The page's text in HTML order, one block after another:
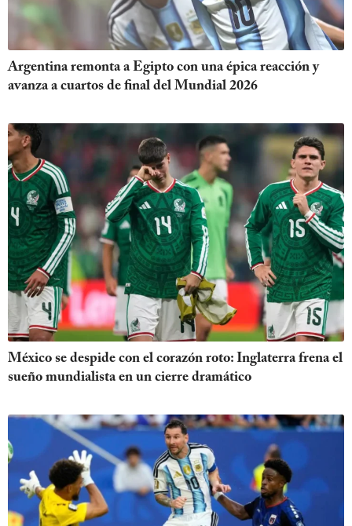
Argentina remonta a Egipto con una épica reacción y
avanza a cuartos de final del Mundial 2026
México se despide con el corazón roto: Inglaterra frena el
sueño mundialista en un cierre dramático